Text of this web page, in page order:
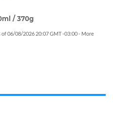
/ 370g
of 06/08/2026 20:07 GMT -03:00 - More